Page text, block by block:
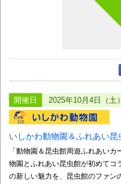
開催日 2025年10月4日（土
いしかわ動物園＆ふれあい
「動物園＆昆虫館周遊ふれあい
物園とふれあい昆虫館が初めてコ
の新しい魅力を、昆虫館のファン